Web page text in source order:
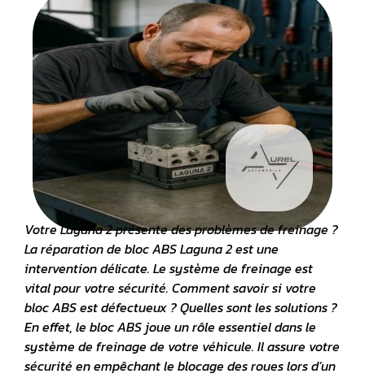
Votre Laguna 2 présente des problèmes de freinage ?
Laréparation de bloc ABSLaguna 2 est une
intervention délicate. Le système de freinage est
vital pour votre sécurité. Comment savoir si votre
blocABSest défectueux ? Quelles sont les solutions ?
En effet, le bloc ABS joue un rôle essentiel dans le
système de freinage de votre véhicule. Il assure votre
sécurité en empêchant le blocage des roues lors d’un